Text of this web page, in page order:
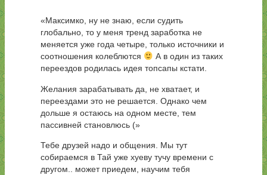
«Максимко, ну не знаю, если судить
глобально, то у меня тренд заработка не
меняется уже года четыре, только источники и
соотношения колеблются
А в один из таких
переездов родилась идея топсапы кстати.
Желания зарабатывать да, не хватает, и
переездами это не решается. Однако чем
дольше я остаюсь на одном месте, тем
пассивней становлюсь (»
Тебе друзей надо и общения. Мы тут
собираемся в Тай уже хуеву тучу времени с
другом.. может приедем, научим тебя